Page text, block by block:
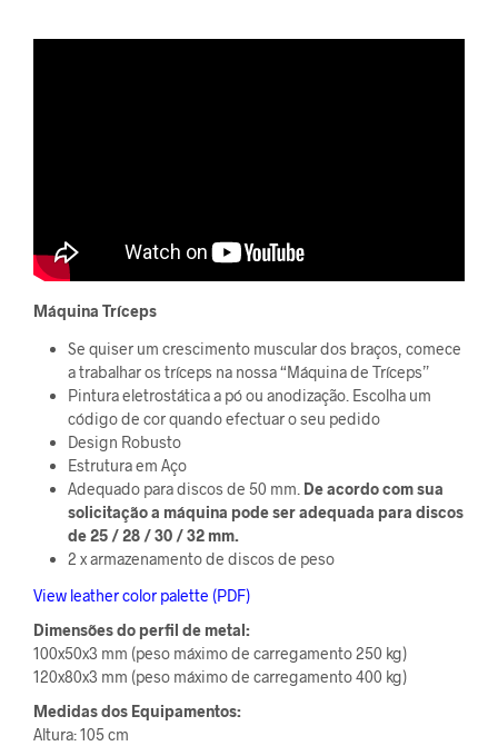
Máquina Tríceps
Se quiser um crescimento muscular dos braços, comece
a trabalhar os tríceps na nossa “Máquina de Tríceps”
Pintura eletrostática a pó ou anodização. Escolha um
código de cor quando efectuar o seu pedido
Design Robusto
Estrutura em Aço
Adequado para discos de 50 mm. De acordo com sua
solicitação a máquina pode ser adequada para discos
de 25 / 28 / 30 / 32 mm.
2 x armazenamento de discos de peso
View leather color palette (PDF)
Dimensões do perfil de metal:
100x50x3 mm (peso máximo de carregamento 250 kg)
120x80x3 mm (peso máximo de carregamento 400 kg)
Medidas dos Equipamentos:
Altura: 105 cm